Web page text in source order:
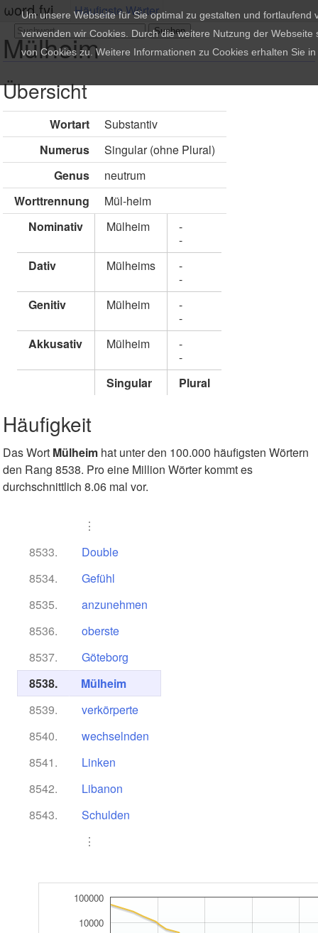
ωord.fyi Häufigste Wörter
Mülheim
Übersicht
Wortart
Substantiv
Numerus
Singular (ohne Plural)
Genus
neutrum
Worttrennung
Mül-heim
Nominativ
Mülheim
-
-
Dativ
Mülheims
-
-
Genitiv
Mülheim
-
-
Akkusativ
Mülheim
-
-
Singular
Plural
Häufigkeit
Das Wort Mülheim hat unter den 100.000 häufigsten Wörtern
den Rang 8538. Pro eine Million Wörter kommt es
durchschnittlich 8.06 mal vor.
⋮
8533.
Double
8534.
Gefühl
8535.
anzunehmen
8536.
oberste
8537.
Göteborg
8538.
Mülheim
8539.
verkörperte
8540.
wechselnden
8541.
Linken
8542.
Libanon
8543.
Schulden
⋮
10000
100000
Um unsere Webseite für Sie optimal zu gestalten und fortlaufend
verwenden wir Cookies. Durch die weitere Nutzung der Webseite
von Cookies zu. Weitere Informationen zu Cookies erhalten Sie